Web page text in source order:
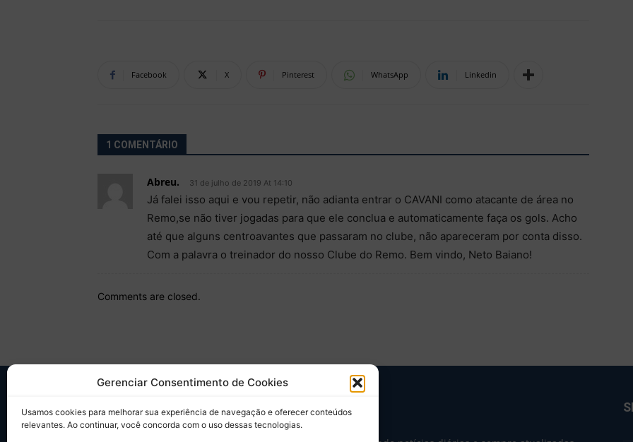
Gerenciar Consentimento de Cookies
Usamos cookies para melhorar sua experiência de navegação e oferecer conteúdos
relevantes. Ao continuar, você concorda com o uso dessas tecnologias.
Facebook X Pinterest WhatsApp Linkedin
1 COMENTÁRIO
Abreu. 31 de julho de 2019 At 14:10
Já falei isso aqui e vou repetir, não adianta entrar o CAVANI como atacante de área no
Remo,se não tiver jogadas para que ele conclua e automaticamente faça os gols. Acho
até que alguns centroavantes que passaram no clube, não apareceram por conta disso.
Com a palavra o treinador do nosso Clube do Remo. Bem vindo, Neto Baiano!
Comments are closed.
SOBRE NÓS